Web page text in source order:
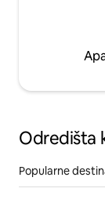
Odredišta
Popularne